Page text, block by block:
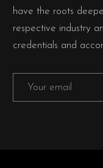
have the roots
respective industry
credentials and